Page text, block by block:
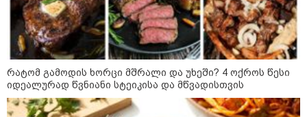
21:03 / 05-08-2026
რამ გამოიწვია საქართველოს
ელექტროენერგეტიკული სისტემის სრული
გათიშვა - რას ამბობს სემეკ-ის წევრი
23:14 / 06-08-2026
რატომ გამოდის ხორცი მშრალი და უხეში? 4 ოქროს წესი
იდეალურად წვნიანი სტეიკისა და მწვადისთვის